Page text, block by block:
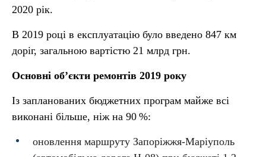
2020 рік.
В 2019 році в експлуатацію було введено 847 км
доріг, загальною вартістю 21 млрд грн.
Основні об’єкти ремонтів 2019 року
Із запланованих бюджетних програм майже всі
виконані більше, ніж на 90 %:
оновлення маршруту Запоріжжя-Маріуполь